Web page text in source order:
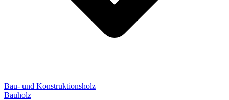
Bau- und Konstruktionsholz
Bauholz